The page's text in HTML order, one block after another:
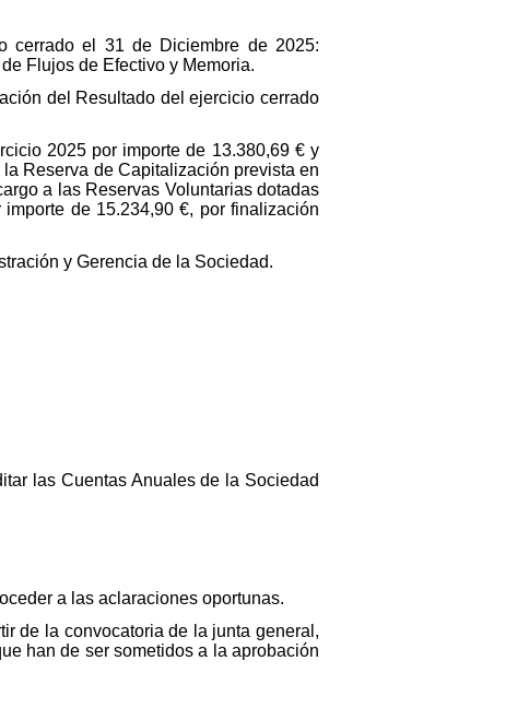
cerrado el 31 de Diciembre de 2025:
Flujos de Efectivo y Memoria.
del Resultado del ejercicio cerrado
2025 por importe de 13.380,69 € y
Reserva de Capitalización prevista en
a las Reservas Voluntarias dotadas
de 15.234,90 €, por finalización
y Gerencia de la Sociedad.
las Cuentas Anuales de la Sociedad
a las aclaraciones oportunas.
de la convocatoria de la junta general,
han de ser sometidos a la aprobación